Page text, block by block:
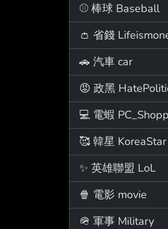
⚾ 棒球 Baseball
👛 省錢
🚗 汽車 car
😡 政黑
💻 電蝦
🥰 韓星 KoreaStar
✨ 英雄聯盟 LoL
🍿 電影 movie
🪖 軍事 Military